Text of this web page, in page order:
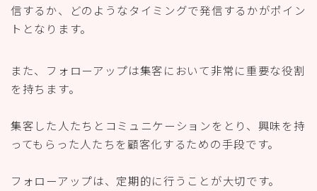
信するか、どのようなタイミングで発信するかがポイン
トとなります。
また、フォローアップは集客において非常に重要な役割
を持ちます。
集客した人たちとコミュニケーションをとり、興味を持
ってもらった人たちを顧客化するための手段です。
フォローアップは、定期的に行うことが大切です。